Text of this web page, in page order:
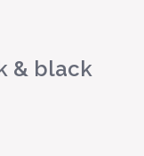
& black